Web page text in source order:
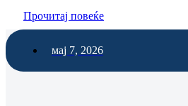
Прочитај повеќе
мај 7, 2026